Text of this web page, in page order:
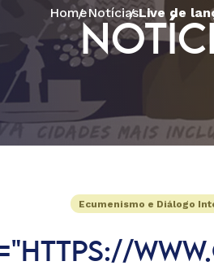
HomeNotícias
Ecumenismo e Diálogo